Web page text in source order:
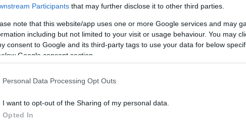
Participants that may further disclose it to other third parties.
note that this website/app uses one or more Google services and may
including but not limited to your visit or usage behaviour. You may
consent to Google and its third-party tags to use your data for below
Google consent section.
Personal Data Processing Opt Outs
I want to opt-out of the Sharing of my personal data.
Opted In
kooperáció mexikói allee
mexikói konyha